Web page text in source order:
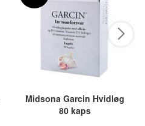
Midsona Garcin Hvidløg
80 kaps